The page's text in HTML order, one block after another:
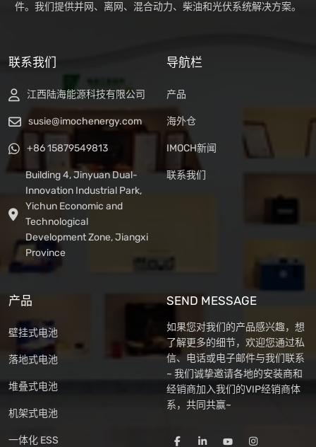
件。我们提供并网、离网、混合动力、柴油和光伏系统解决方案。
联系我们
江西陆海能源科技有限公司
susie@imochenergy.com
+86 15879549813
Building 4, Jinyuan Dual-
Innovation Industrial Park,
Yichun Economic and
Technological
Development Zone, Jiangxi
Province
导航栏
产品
海外仓
IMOCH新闻
联系我们
产品
壁挂式电池
落地式电池
堆叠式电池
机架式电池
一体化 ESS
SEND MESSAGE
如果您对我们的产品感兴趣，想
了解更多的细节，欢迎您通过私
信、电话或电子邮件与我们联系
~ 我们诚挚邀请各地的安装商和
经销商加入我们的VIP经销商体
系，共同共赢~